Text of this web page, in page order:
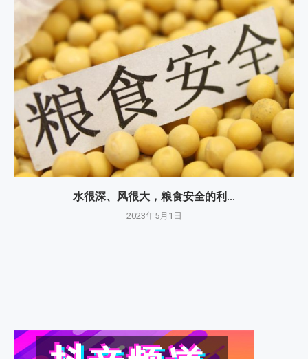
水很深、风很大，粮食安全的利...
2023年5月1日